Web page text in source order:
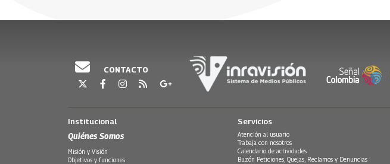
Emisión 09 de abril 2026
CONTACTO
Institucional
Quiénes Somos
Misión y Visión
Objetivos y funciones
Servicios
Atención al usuario
Trabaja con nosotros
Calendario de actividades
Buzón Peticiones, Quejas, Reclamos y Denuncias